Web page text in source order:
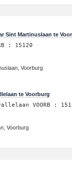
Sint Martinuslaan te
: 15120
Voorburg
te Voorburg
VOORB :
Voorburg